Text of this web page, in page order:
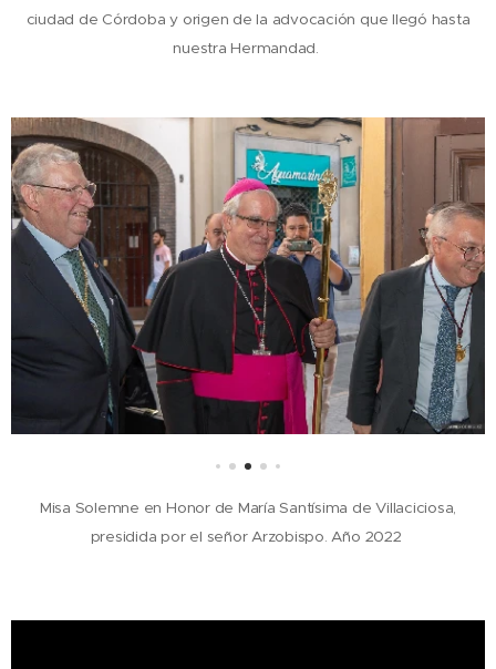
ciudad de Córdoba y origen de la advocación que llegó hasta
nuestra Hermandad.
Misa Solemne en Honor de María Santísima de Villaciciosa,
presidida por el señor Arzobispo. Año 2022